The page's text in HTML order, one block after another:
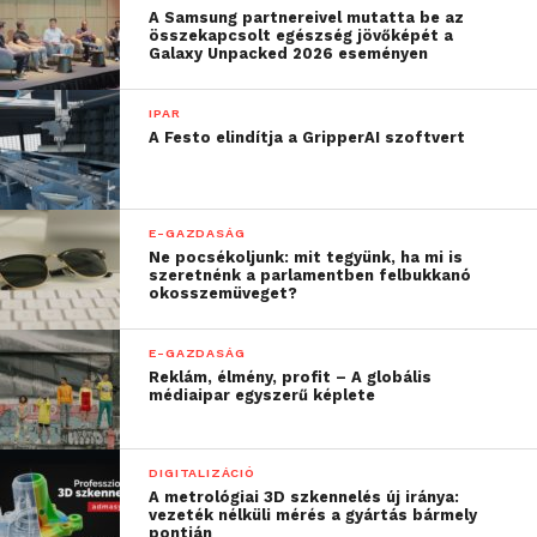
javításában is
végigvisszük a
folyamatot. Adatalapú
priorizálást adunk a
cégek kezébe”
– teszi hozzá.
IT és OT: két világ, egyre több
közös fenyegetés
Az OT-környezeteket korábban szigetként kezelték,
de a digitalizáció miatt ma már elkerülhetetlenül
összekapcsolódnak az IT-rendszerekkel. Míg az IT-
környezetekben a kibervédelmi érettség magasabb,
addig az OT-rendszerekben régi protokollok
A Samsung partnereivel mutatta be az
összekapcsolt egészség jövőképét a
Galaxy Unpacked 2026 eseményen
IPAR
A Festo elindítja a GripperAI szoftvert
E-GAZDASÁG
Ne pocsékoljunk: mit tegyünk, ha mi is
szeretnénk a parlamentben felbukkanó
okosszemüveget?
E-GAZDASÁG
Reklám, élmény, profit – A globális
médiaipar egyszerű képlete
DIGITALIZÁCIÓ
A metrológiai 3D szkennelés új iránya:
vezeték nélküli mérés a gyártás bármely
pontján